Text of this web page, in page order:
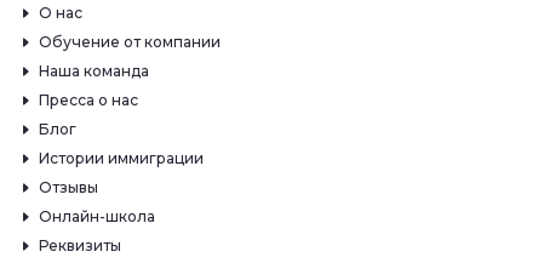
О нас
Обучение от компании
Наша команда
Пресса о нас
Блог
Истории иммиграции
Отзывы
Онлайн-школа
Реквизиты